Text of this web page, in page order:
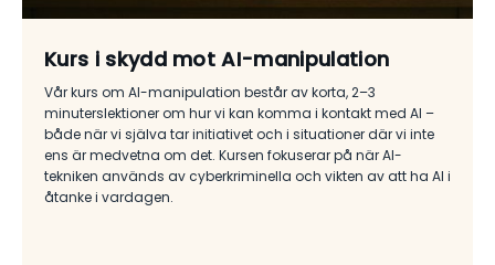
Kurs i skydd mot AI-manipulation
Vår kurs om AI-manipulation består av korta, 2–3
minuterslektioner om hur vi kan komma i kontakt med AI –
både när vi själva tar initiativet och i situationer där vi inte
ens är medvetna om det. Kursen fokuserar på när AI-
tekniken används av cyberkriminella och vikten av att ha AI i
åtanke i vardagen.